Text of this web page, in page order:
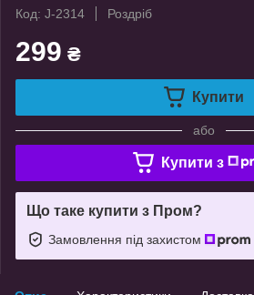
Код: J-2314
Роздріб
299 ₴
Купити
або
Купити з
Що таке купити з Пром?
Замовлення під захистом